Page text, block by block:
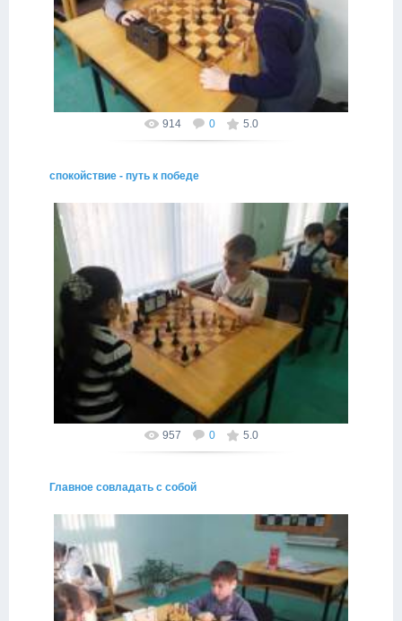
ход за ходом верные решения
Провинциал
914 0 5.0
спокойствие - путь к победе
29.03.2015
рациональный подход - залог победы
Провинциал
957 0 5.0
Главное совладать с собой
29.03.2015